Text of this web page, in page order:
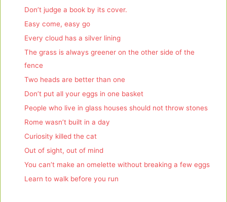
Don’t judge a book by its cover.
Easy come, easy go
Every cloud has a silver lining
The grass is always greener on the other side of the
fence
Two heads are better than one
Don’t put all your eggs in one basket
People who live in glass houses should not throw stones
Rome wasn’t built in a day
Curiosity killed the cat
Out of sight, out of mind
You can’t make an omelette without breaking a few eggs
Learn to walk before you run